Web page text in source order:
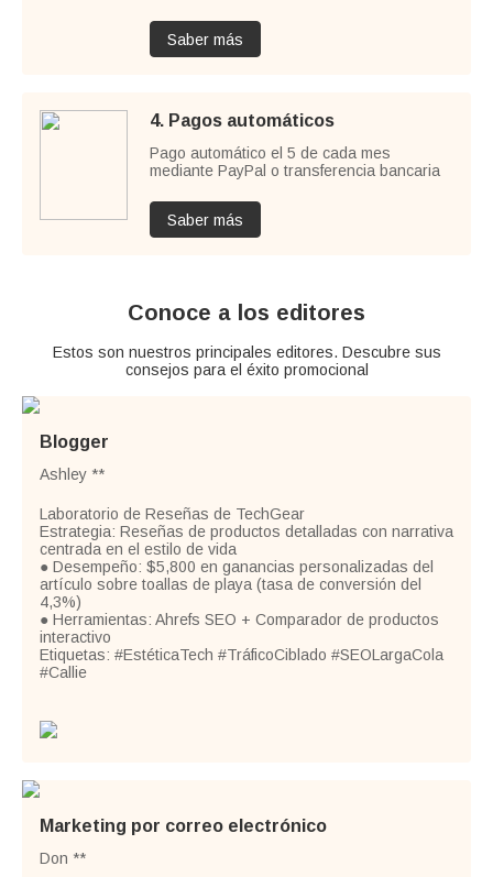
Saber más
4. Pagos automáticos
Pago automático el 5 de cada mes
mediante PayPal o transferencia bancaria
Saber más
Conoce a los editores
Estos son nuestros principales editores. Descubre sus
consejos para el éxito promocional
Blogger
Ashley **
Laboratorio de Reseñas de TechGear
Estrategia: Reseñas de productos detalladas con narrativa
centrada en el estilo de vida
● Desempeño: $5,800 en ganancias personalizadas del
artículo sobre toallas de playa (tasa de conversión del
4,3%)
● Herramientas: Ahrefs SEO + Comparador de productos
interactivo
Etiquetas: #EstéticaTech #TráficoCiblado #SEOLargaCola
#Callie
Marketing por correo electrónico
Don **